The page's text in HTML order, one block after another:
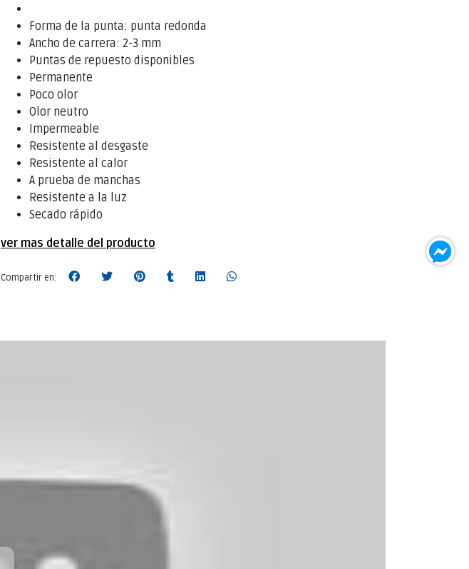
Forma de la punta: punta redonda
Ancho de carrera: 2-3 mm
Puntas de repuesto disponibles
Permanente
Poco olor
Olor neutro
Impermeable
Resistente al desgaste
Resistente al calor
A prueba de manchas
Resistente a la luz
Secado rápido
ver mas detalle del producto
Compartir en: